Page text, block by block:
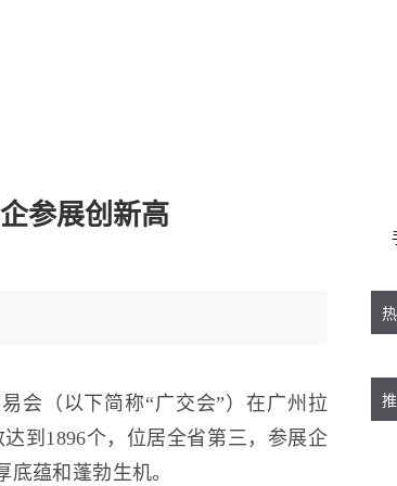
参展创新高
会（以下简称“广交会”）在广州拉
到1896个，位居全省第三，参展企
蕴和蓬勃生机。